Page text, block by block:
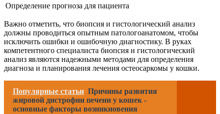
Определение прогноза для пациента
Важно отметить, что биопсия и гистологический анализ
должны проводиться опытным патологоанатомом, чтобы
исключить ошибки и ошибочную диагностику. В руках
компетентного специалиста биопсия и гистологический
анализ являются надежными методами для определения
диагноза и планирования лечения остеосаркомы у кошки.
Популярные статьи Причины развития
жировой дистрофии печени у кошек -
основные факторы возникновения